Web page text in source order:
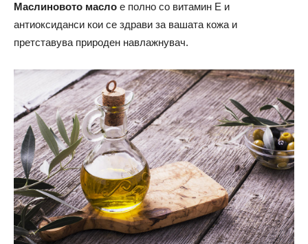
Маслиновото масло е полно со витамин Е и
антиоксиданси кои се здрави за вашата кожа и
претставува природен навлажнувач.